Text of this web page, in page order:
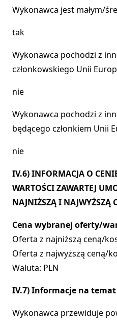
Wykonawca jest małym/
tak
Wykonawca pochodzi z
członkowskiego Unii
nie
Wykonawca pochodzi z
będącego członkiem Unii
nie
IV.6) INFORMACJA O
WARTOŚCI ZAWARTEJ
NAJNIŻSZĄ I NAJWYŻSZĄ
Cena wybranej oferty/
Oferta z najniższą ceną/
Oferta z najwyższą ceną/
Waluta: PLN
IV.7) Informacje na
Wykonawca przewiduje